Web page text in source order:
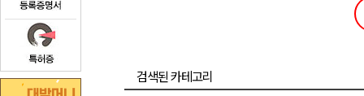
검색된 카테고리